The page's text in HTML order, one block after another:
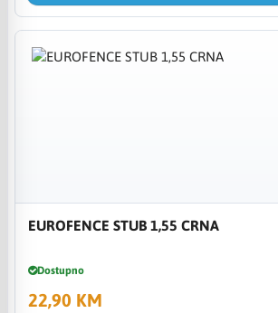
EUROFENCE STUB 1,55 CRNA
Dostupno
22,90 KM